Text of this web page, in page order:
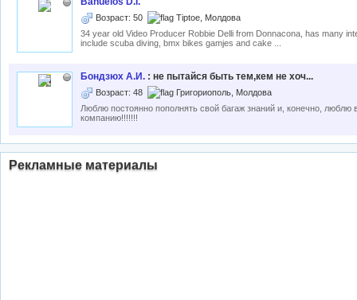
Возраст: 50
Tiptoe, Молдова
34 year old Video Producer Robbie Delli from Donnacona, has many
include scuba diving, bmx bikes gamjes and cake ...
Бондзюх А.И. : не пытайся быть тем,кем не хоч...
Возраст: 48
Григориополь, Молдова
Люблю постоянно пополнять свой багаж знаний и, конечно, люблю
компанию!!!!!!!
Рекламные материалы